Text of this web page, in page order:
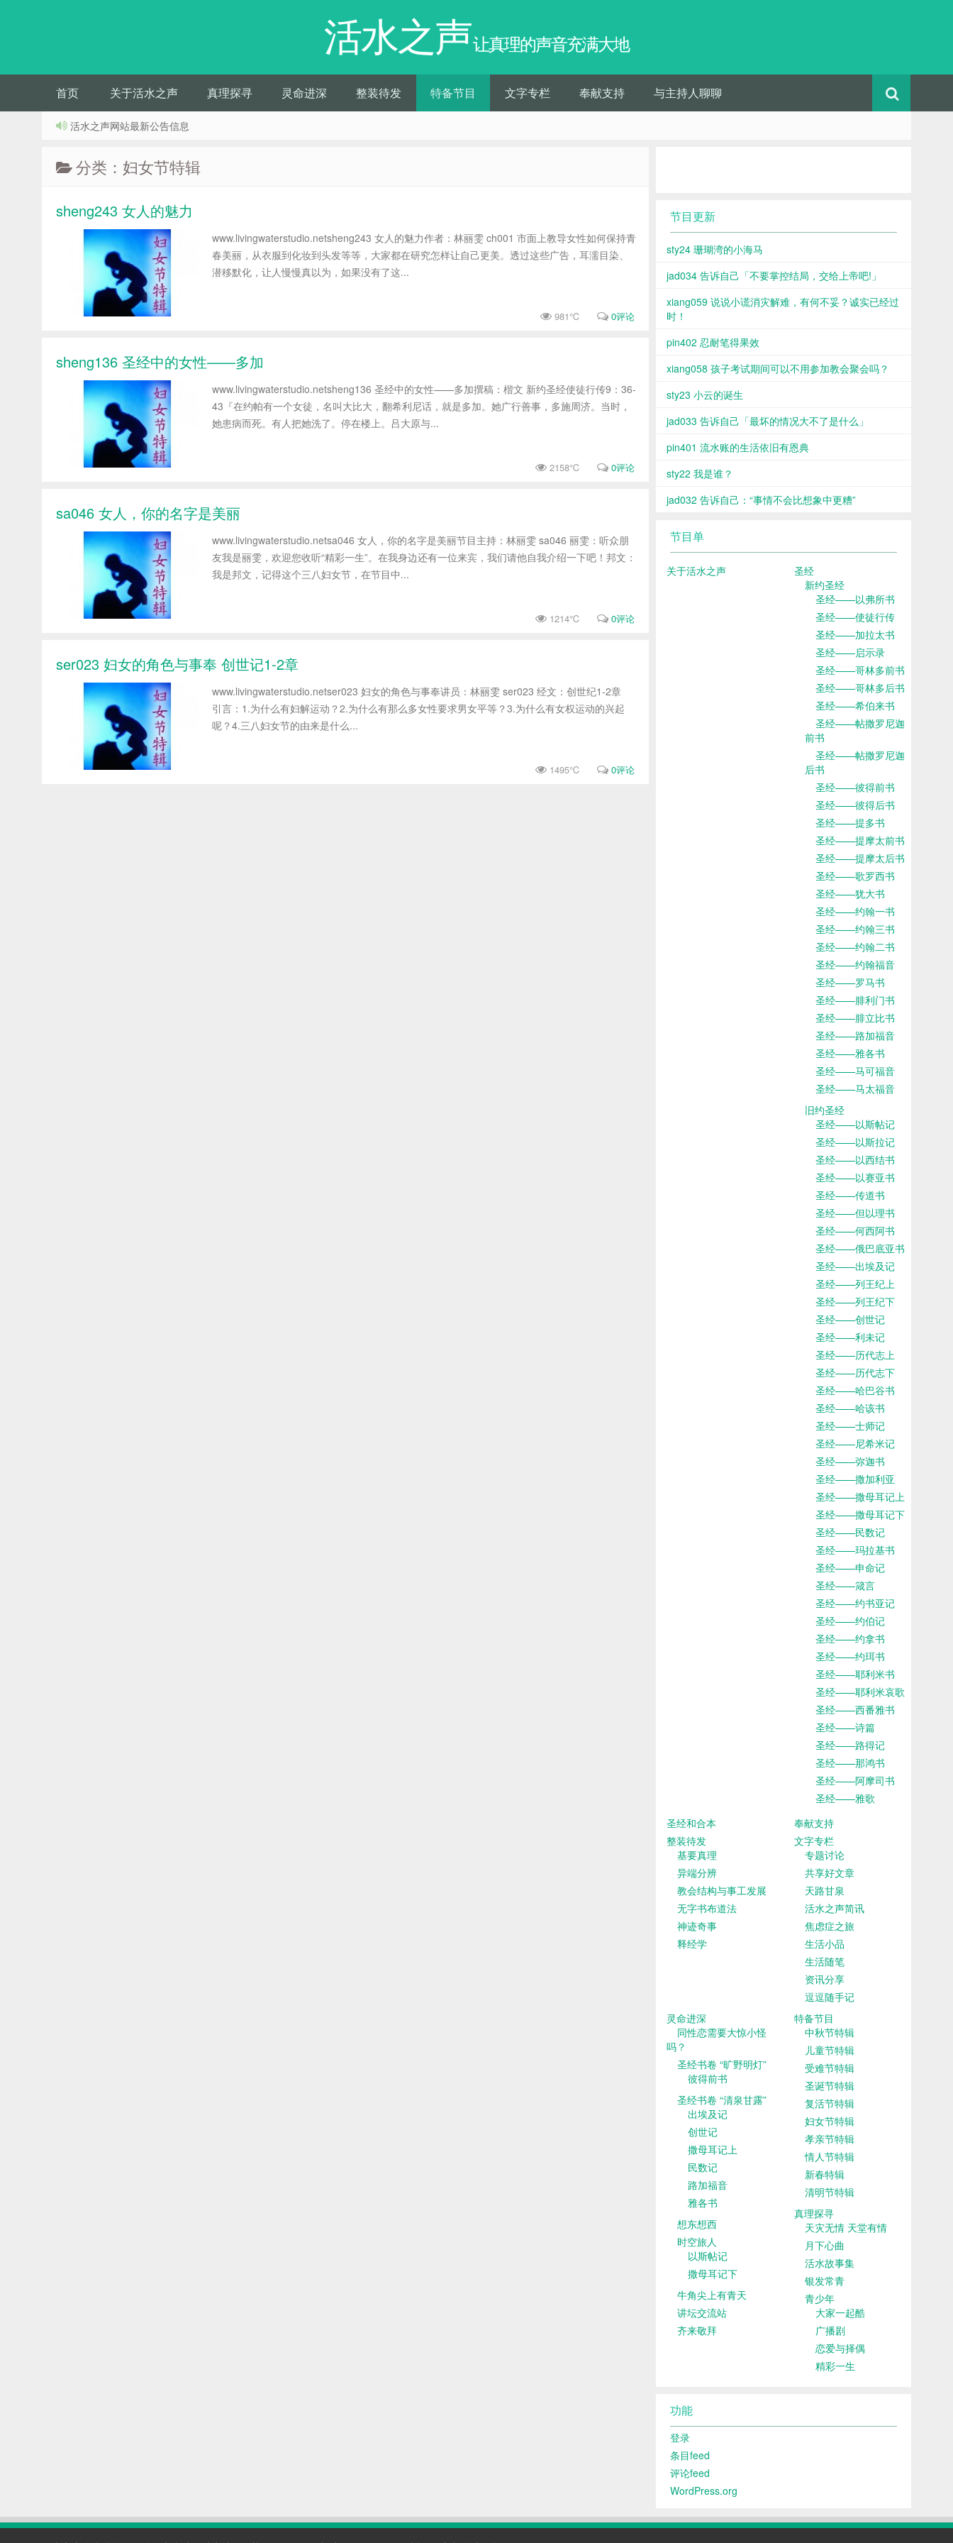
活水之声让真理的声音充满大地
首页 关于活水之声 真理探寻 灵命进深 整装待发 特备节目 文字专栏 奉献支持 与主持人聊聊
活水之声网站最新公告信息
分类：妇女节特辑
sheng243 女人的魅力
www.livingwaterstudio.netsheng243 女人的魅力作者：林丽雯 ch001 市面上教导女性如何保持青
春美丽，从衣服到化妆到头发等等，大家都在研究怎样让自己更美。透过这些广告，耳濡目染、
潜移默化，让人慢慢真以为，如果没有了这...
981℃ 0评论
sheng136 圣经中的女性——多加
www.livingwaterstudio.netsheng136 圣经中的女性——多加撰稿：楷文 新约圣经使徒行传9：36-
43『在约帕有一个女徒，名叫大比大，翻希利尼话，就是多加。她广行善事，多施周济。当时，
她患病而死。有人把她洗了。停在楼上。吕大原与...
2158℃ 0评论
sa046 女人，你的名字是美丽
www.livingwaterstudio.netsa046 女人，你的名字是美丽节目主持：林丽雯 sa046 丽雯：听众朋
友我是丽雯，欢迎您收听“精彩一生”。在我身边还有一位来宾，我们请他自我介绍一下吧！邦文：
我是邦文，记得这个三八妇女节，在节目中...
1214℃ 0评论
ser023 妇女的角色与事奉 创世记1-2章
www.livingwaterstudio.netser023 妇女的角色与事奉讲员：林丽雯 ser023 经文：创世纪1-2章
引言：1.为什么有妇解运动？2.为什么有那么多女性要求男女平等？3.为什么有女权运动的兴起
呢？4.三八妇女节的由来是什么...
1495℃ 0评论
节目更新
sty24 珊瑚湾的小海马
jad034 告诉自己「不要掌控结局，交给上帝吧!」
xiang059 说说小谎消灾解难，有何不妥？诚实已经过
时！
pin402 忍耐笔得果效
xiang058 孩子考试期间可以不用参加教会聚会吗？
sty23 小云的诞生
jad033 告诉自己「最坏的情况大不了是什么」
pin401 流水账的生活依旧有恩典
sty22 我是谁？
jad032 告诉自己：“事情不会比想象中更糟”
节目单
关于活水之声
圣经
新约圣经
圣经——以弗所书
圣经——使徒行传
圣经——加拉太书
圣经——启示录
圣经——哥林多前书
圣经——哥林多后书
圣经——希伯来书
圣经——帖撒罗尼迦
前书
圣经——帖撒罗尼迦
后书
圣经——彼得前书
圣经——彼得后书
圣经——提多书
圣经——提摩太前书
圣经——提摩太后书
圣经——歌罗西书
圣经——犹大书
圣经——约翰一书
圣经——约翰三书
圣经——约翰二书
圣经——约翰福音
圣经——罗马书
圣经——腓利门书
圣经——腓立比书
圣经——路加福音
圣经——雅各书
圣经——马可福音
圣经——马太福音
旧约圣经
圣经——以斯帖记
圣经——以斯拉记
圣经——以西结书
圣经——以赛亚书
圣经——传道书
圣经——但以理书
圣经——何西阿书
圣经——俄巴底亚书
圣经——出埃及记
圣经——列王纪上
圣经——列王纪下
圣经——创世记
圣经——利未记
圣经——历代志上
圣经——历代志下
圣经——哈巴谷书
圣经——哈该书
圣经——士师记
圣经——尼希米记
圣经——弥迦书
圣经——撒加利亚
圣经——撒母耳记上
圣经——撒母耳记下
圣经——民数记
圣经——玛拉基书
圣经——申命记
圣经——箴言
圣经——约书亚记
圣经——约伯记
圣经——约拿书
圣经——约珥书
圣经——耶利米书
圣经——耶利米哀歌
圣经——西番雅书
圣经——诗篇
圣经——路得记
圣经——那鸿书
圣经——阿摩司书
圣经——雅歌
圣经和合本
奉献支持
整装待发
基要真理
异端分辨
教会结构与事工发展
无字书布道法
神迹奇事
释经学
文字专栏
专题讨论
共享好文章
天路甘泉
活水之声简讯
焦虑症之旅
生活小品
生活随笔
资讯分享
逗逗随手记
灵命进深
同性恋需要大惊小怪
吗？
圣经书卷 “旷野明灯”
彼得前书
圣经书卷 “清泉甘露”
出埃及记
创世记
撒母耳记上
民数记
路加福音
雅各书
想东想西
时空旅人
以斯帖记
撒母耳记下
牛角尖上有青天
讲坛交流站
齐来敬拜
特备节目
中秋节特辑
儿童节特辑
受难节特辑
圣诞节特辑
复活节特辑
妇女节特辑
孝亲节特辑
情人节特辑
新春特辑
清明节特辑
真理探寻
天灾无情 天堂有情
月下心曲
活水故事集
银发常青
青少年
大家一起酷
广播剧
恋爱与择偶
精彩一生
功能
登录
条目feed
评论feed
WordPress.org